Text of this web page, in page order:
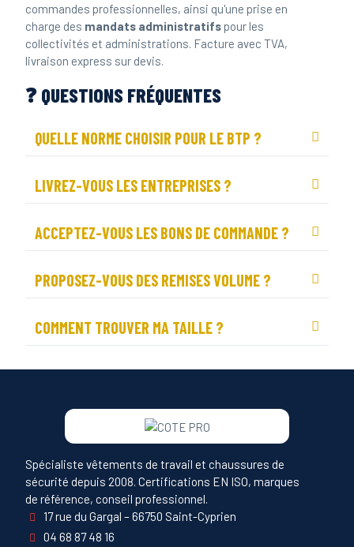
commandes professionnelles, ainsi qu'une prise en
charge des mandats administratifs pour les
collectivités et administrations. Facture avec TVA,
livraison express sur devis.
❓ QUESTIONS FRÉQUENTES
QUELLE NORME CHOISIR POUR LE BTP ?
LIVREZ-VOUS LES ENTREPRISES ?
ACCEPTEZ-VOUS LES BONS DE COMMANDE ?
PROPOSEZ-VOUS DES REMISES VOLUME ?
COMMENT TROUVER MA TAILLE ?
Spécialiste vêtements de travail et chaussures de
sécurité depuis 2008. Certifications EN ISO, marques
de référence, conseil professionnel.
17 rue du Gargal – 66750 Saint-Cyprien
04 68 87 48 16